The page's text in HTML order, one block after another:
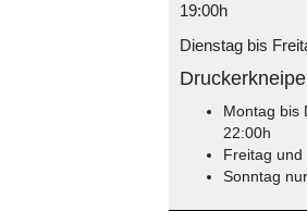
19:00h
Dienstag bis
Druckerkneipe
Montag bis
22:00h
Freitag und
Sonntag